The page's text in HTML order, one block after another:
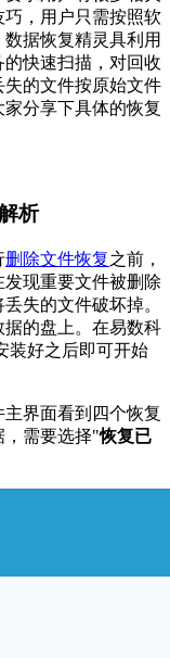
，用户只需按照软
据恢复精灵具利用
快速扫描，对回收
的文件按原始文件
分享下具体的恢复
析
删除文件恢复之前，
现重要文件被删除
失的文件破坏掉。
的盘上。在易数科
装好之后即可开始
主界面看到四个恢复
，需要选择"恢复已